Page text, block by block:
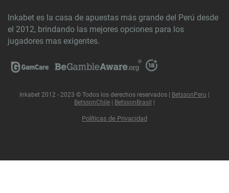
Inkabet es la casa de apuestas más grande del Perú desde
el 2012, brindando las mejores opciones para los
jugadores mas exigentes.
Inkabet 2012 - 2023 © Todos los derechos reservados | BetssonPeru
BetssonChile
BetssonBrasil
Políticas de Privacidad